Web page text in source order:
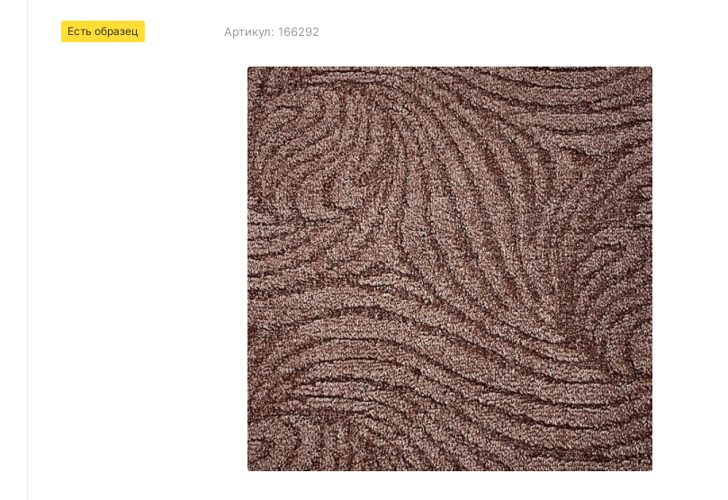
Есть образец Артикул: 166292